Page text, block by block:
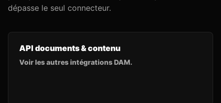
dépasse le seul connecteur.
API documents & contenu
Voir les autres intégrations DAM.